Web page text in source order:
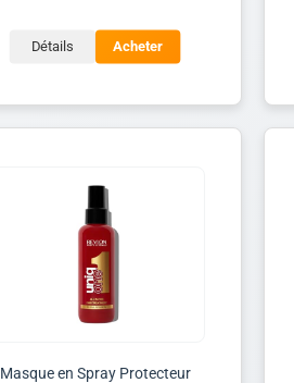
Détails Acheter
Masque en Spray Protecteur